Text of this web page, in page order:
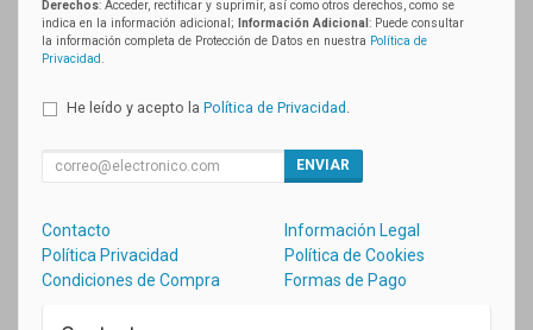
Derechos: Acceder, rectificar y suprimir, así como otros derechos, como se
indica en la información adicional;
Información Adicional : Puede consultar
la información completa de Protección de Datos en nuestra Política de
Privacidad.
He leído y acepto la Política de Privacidad .
ENVIAR
Contacto
Información Legal
Política Privacidad
Política de Cookies
Condiciones de Compra
Formas de Pago